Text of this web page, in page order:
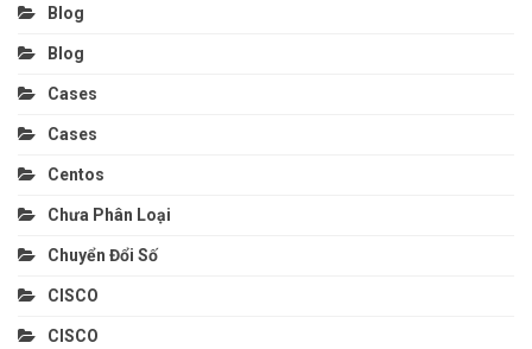
Blog
Blog
Cases
Cases
Centos
Chưa Phân Loại
Chuyển Đổi Số
CISCO
CISCO